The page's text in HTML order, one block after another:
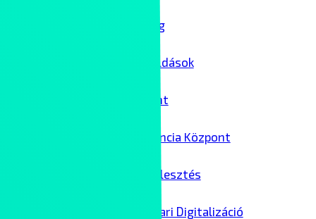
IT biztonság
Felhőmegoldások
Adatközpont
AI Kompetencia Központ
Szoftverfejlesztés
Ipar 4.0 – Ipari Digitalizáció